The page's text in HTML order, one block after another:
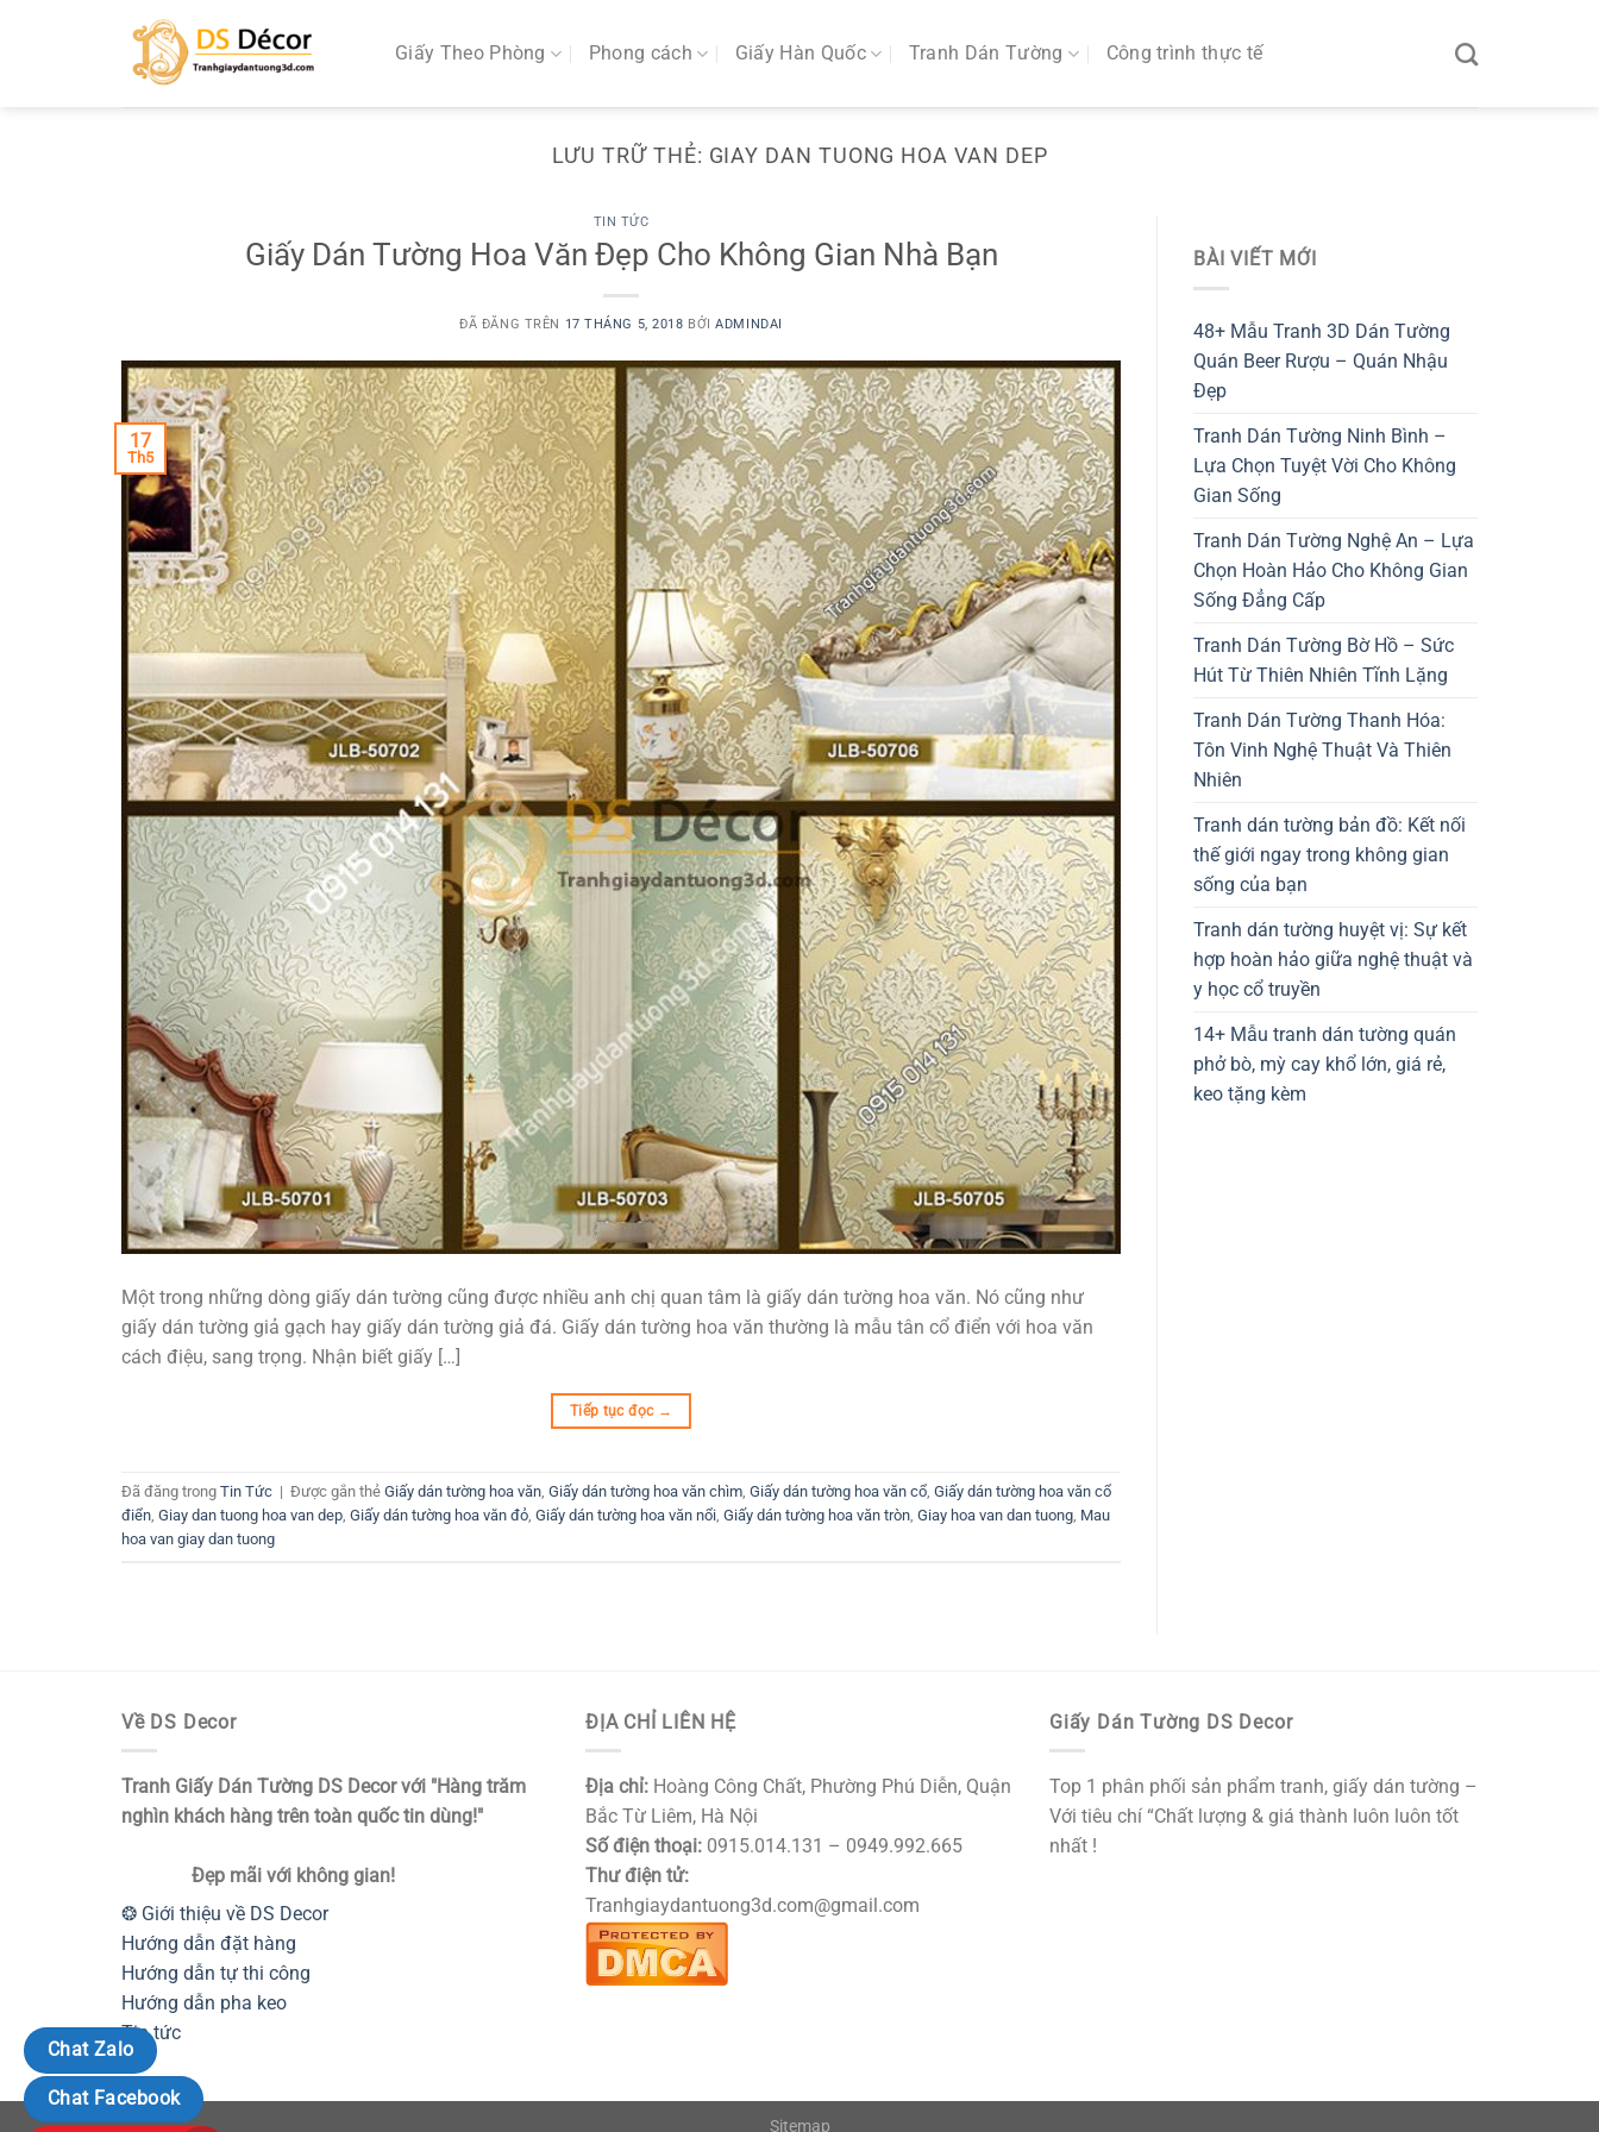
Giấy Theo Phòng Phong cách Giấy Hàn Quốc Tranh Dán Tường Công trình thực tế
LƯU TRỮ THẺ: GIAY DAN TUONG HOA VAN DEP
TIN TỨC
Giấy Dán Tường Hoa Văn Đẹp Cho Không Gian Nhà Bạn
ĐÃ ĐĂNG TRÊN 17 THÁNG 5, 2018 BỞIADMINDAI
17
Th5
Một trong những dòng giấy dán tường cũng được nhiều anh chị quan tâm là giấy dán tường hoa văn. Nó cũng như
giấy dán tường giả gạch hay giấy dán tường giả đá. Giấy dán tường hoa văn thường là mẫu tân cổ điển với hoa văn
cách điệu, sang trọng. Nhận biết giấy […]
Tiếp tục đọc →
Đã đăng trong Tin Tức | Được gắn thẻ Giấy dán tường hoa văn Giấy dán tường hoa văn chìm Giấy dán tường hoa văn cổ Giấy dán tường hoa văn cổ
điển Giay dan tuong hoa van dep Giấy dán tường hoa văn đỏ Giấy dán tường hoa văn nổi Giấy dán tường hoa văn tròn Giay hoa van dan tuong Mau
hoa van giay dan tuong
BÀI VIẾT MỚI
48+ Mẫu Tranh 3D Dán Tường
Quán Beer Rượu – Quán Nhậu
Đẹp
Tranh Dán Tường Ninh Bình –
Lựa Chọn Tuyệt Vời Cho Không
Gian Sống
Tranh Dán Tường Nghệ An – Lựa
Chọn Hoàn Hảo Cho Không Gian
Sống Đẳng Cấp
Tranh Dán Tường Bờ Hồ – Sức
Hút Từ Thiên Nhiên Tĩnh Lặng
Tranh Dán Tường Thanh Hóa:
Tôn Vinh Nghệ Thuật Và Thiên
Nhiên
Tranh dán tường bản đồ: Kết nối
thế giới ngay trong không gian
sống của bạn
Tranh dán tường huyệt vị: Sự kết
hợp hoàn hảo giữa nghệ thuật và
y học cổ truyền
14+ Mẫu tranh dán tường quán
phở bò, mỳ cay khổ lớn, giá rẻ,
keo tặng kèm
Về DS Decor
Tranh Giấy Dán Tường DS Decor với "Hàng trăm
nghìn khách hàng trên toàn quốc tin dùng!"
Đẹp mãi với không gian!
❂ Giới thiệu về DS Decor
Hướng dẫn đặt hàng
Hướng dẫn tự thi công
Hướng dẫn pha keo
Tin tức
ĐỊA CHỈ LIÊN HỆ
Địa chỉ: Hoàng Công Chất, Phường Phú Diễn, Quận
Bắc Từ Liêm, Hà Nội
Số điện thoại: 0915.014.131 – 0949.992.665
Thư điện tử:
Tranhgiaydantuong3d.com@gmail.com
Giấy Dán Tường DS Decor
Top 1 phân phối sản phẩm tranh, giấy dán tường –
Với tiêu chí “Chất lượng & giá thành luôn luôn tốt
nhất !
Sitemap
Chat Zalo
Chat Facebook